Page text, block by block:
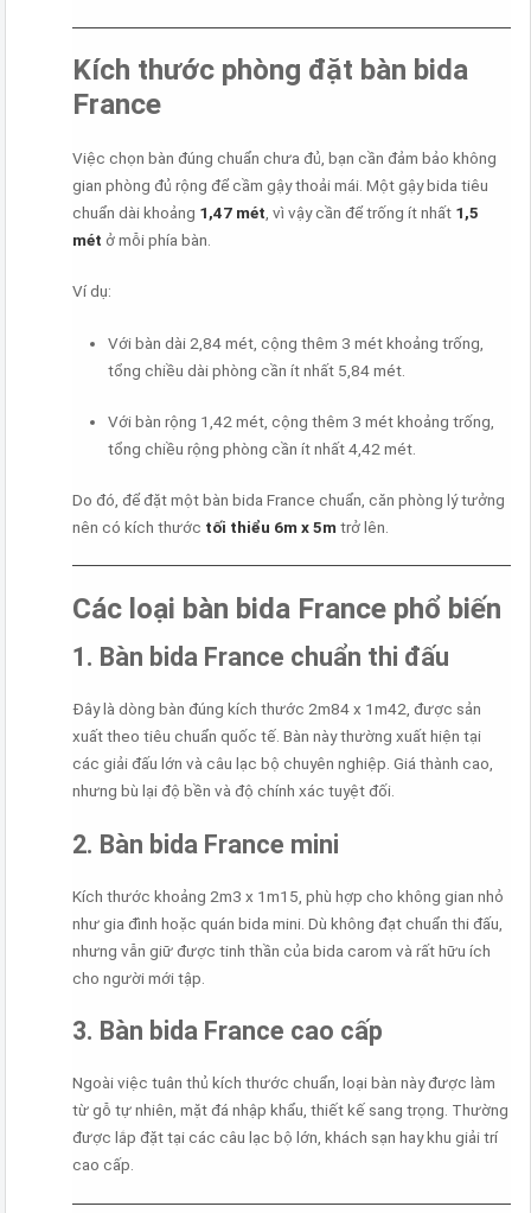
Kích thước phòng đặt bàn bida
France
Việc chọn bàn đúng chuẩn chưa đủ, bạn cần đảm bảo không
gian phòng đủ rộng để cầm gậy thoải mái. Một gậy bida tiêu
chuẩn dài khoảng 1,47 mét , vì vậy cần để trống ít nhất 1,5
mét ở mỗi phía bàn.
Ví dụ:
Với bàn dài 2,84 mét, cộng thêm 3 mét khoảng trống,
tổng chiều dài phòng cần ít nhất 5,84 mét.
Với bàn rộng 1,42 mét, cộng thêm 3 mét khoảng trống,
tổng chiều rộng phòng cần ít nhất 4,42 mét.
Do đó, để đặt một bàn bida France chuẩn, căn phòng lý tưởng
nên có kích thước tối thiểu 6m x 5m trở lên.
Các loại bàn bida France phổ biến
1. Bàn bida France chuẩn thi đấu
Đây là dòng bàn đúng kích thước 2m84 x 1m42, được sản
xuất theo tiêu chuẩn quốc tế. Bàn này thường xuất hiện tại
các giải đấu lớn và câu lạc bộ chuyên nghiệp. Giá thành cao,
nhưng bù lại độ bền và độ chính xác tuyệt đối.
2. Bàn bida France mini
Kích thước khoảng 2m3 x 1m15, phù hợp cho không gian nhỏ
như gia đình hoặc quán bida mini. Dù không đạt chuẩn thi đấu,
nhưng vẫn giữ được tinh thần của bida carom và rất hữu ích
cho người mới tập.
3. Bàn bida France cao cấp
Ngoài việc tuân thủ kích thước chuẩn, loại bàn này được làm
từ gỗ tự nhiên, mặt đá nhập khẩu, thiết kế sang trọng. Thường
được lắp đặt tại các câu lạc bộ lớn, khách sạn hay khu giải trí
cao cấp.